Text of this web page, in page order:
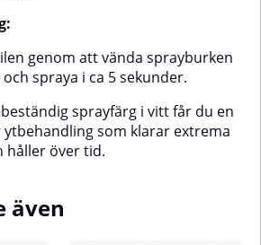
genom att vända sprayburken
spraya i ca 5 sekunder.
sprayfärg i vitt får du en
som klarar extrema
över tid.
även